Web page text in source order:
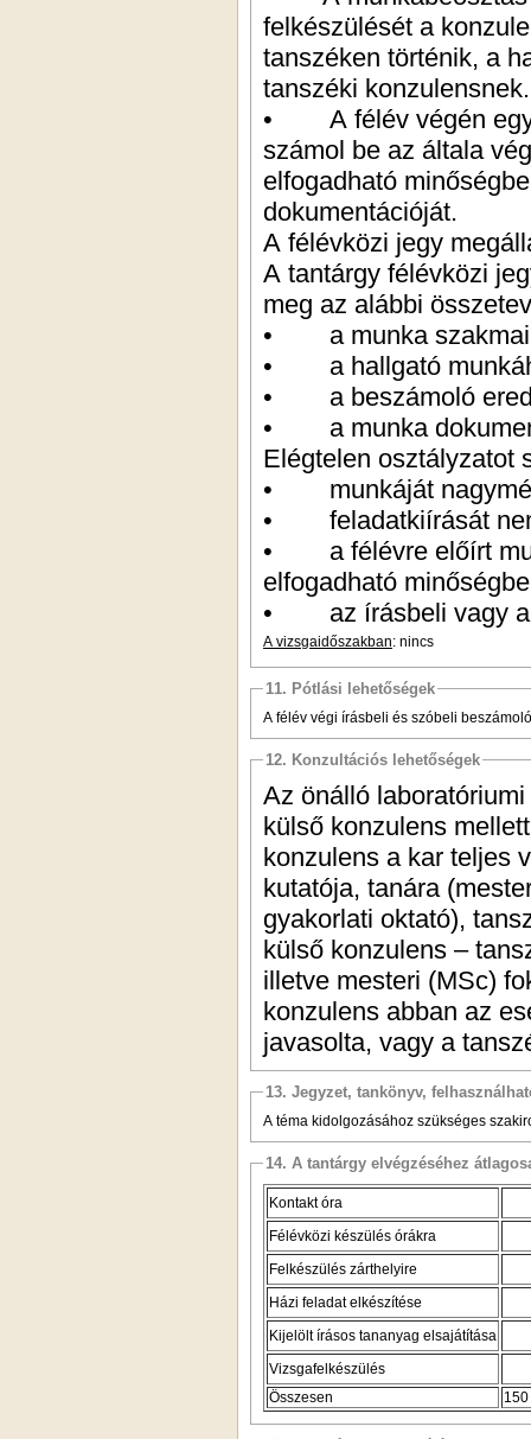
felkészülését a
tanszéken történik, a
tanszéki konzulensnek.
• A félév végén
számol be az általa
elfogadható
dokumentációját.
A félévközi jegy
A tantárgy félévközi
meg az alábbi
• a munka szakmai
• a hallgató
• a beszámoló
• a munka
Elégtelen osztályzatot
• munkáját
• feladatkiírását
• a félévre előírt
elfogadható
• az írásbeli vagy a
A vizsgaidőszakban: nincs
11. Pótlási lehetőségek
A félév végi írásbeli és szóbeli
12. Konzultációs lehetőségek
Az önálló
külső konzulens
konzulens a kar teljes
kutatója, tanára
gyakorlati oktató),
külső konzulens –
illetve mesteri (MSc)
konzulens abban az
javasolta, vagy a
13. Jegyzet, tankönyv,
A téma kidolgozásához szükséges
14. A tantárgy elvégzéséhez
Kontakt óra
Félévközi készülés órákra
Felkészülés zárthelyire
Házi feladat elkészítése
Kijelölt írásos tananyag elsajátítása
Vizsgafelkészülés
Összesen